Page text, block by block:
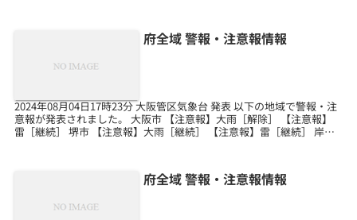
府全域 警報・注意報情報
2024年08月04日17時23分 大阪管区気象台 発表 以下の地域で警報・注
意報が発表されました。 大阪市 【注意報】大雨［解除］ 【注意報】
雷［継続］ 堺市 【注意報】大雨［継続］ 【注意報】雷［継続］ 岸和
府全域 警報・注意報情報